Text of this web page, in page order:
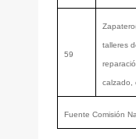
59
talleres
calzado,
Fuente Comisión